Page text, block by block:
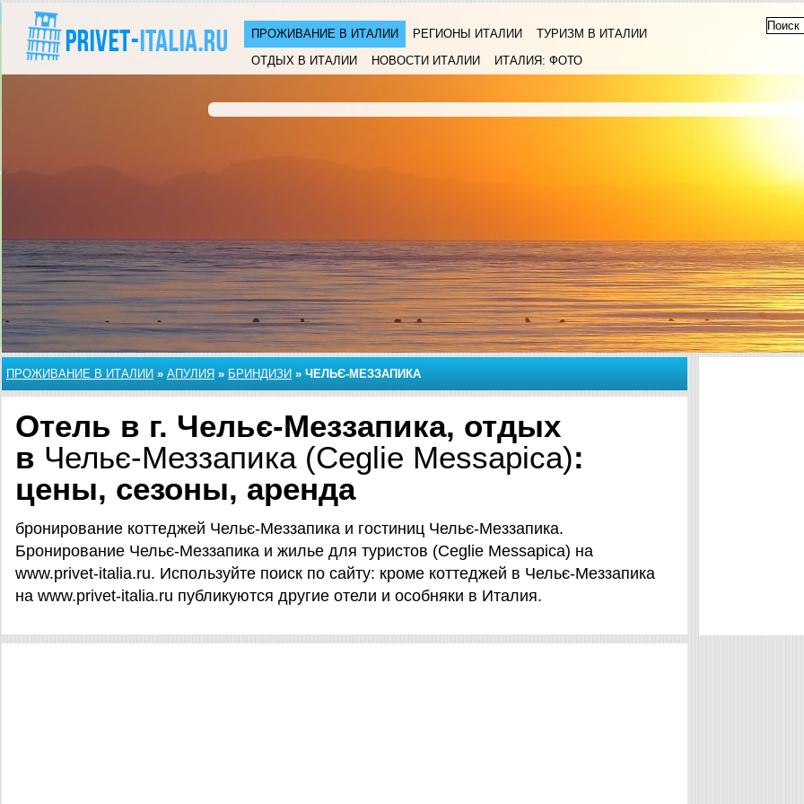
ПРОЖИВАНИЕ В ИТАЛИИ РЕГИОНЫ ИТАЛИИ
ТУРИЗМ В ИТАЛИИ
ОТДЫХ В ИТАЛИИ
НОВОСТИ ИТАЛИИ ИТАЛИЯ: ФОТО
ПРОЖИВАНИЕ В ИТАЛИИ » АПУЛИЯ » БРИНДИЗИ » ЧЕЛЬЄ-МЕЗЗАПИКА
Отель в г. Чельє-Меззапика, отдых
в Чельє-Меззапика (Ceglie Messapica):
цены, сезоны, аренда
бронирование коттеджей Чельє-Меззапика и гостиниц Чельє-Меззапика.
Бронирование Чельє-Меззапика и жилье для туристов (Ceglie Messapica) на
www.privet-italia.ru. Используйте поиск по сайту: кроме коттеджей в Чельє-Меззапика
на www.privet-italia.ru публикуются другие отели и особняки в Италия.